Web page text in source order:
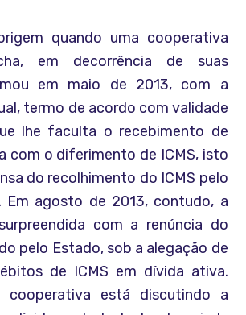
quando uma cooperativa
em decorrência de suas
em maio de 2013, com a
termo de acordo com validade
lhe faculta o recebimento de
com o diferimento de ICMS, isto
do recolhimento do ICMS pelo
Em agosto de 2013, contudo, a
com a renúncia do
pelo Estado, sob a alegação de
de ICMS em dívida ativa.
cooperativa está discutindo a